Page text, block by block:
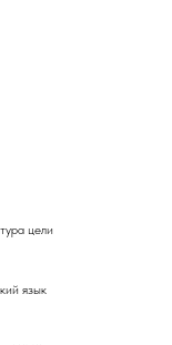
цели
язык